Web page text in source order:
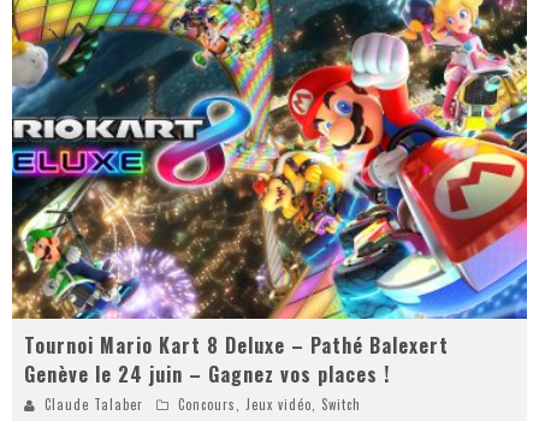
Tournoi Mario Kart 8 Deluxe – Pathé Balexert
Genève le 24 juin – Gagnez vos places !
Claude Talaber Concours, Jeux vidéo, Switch